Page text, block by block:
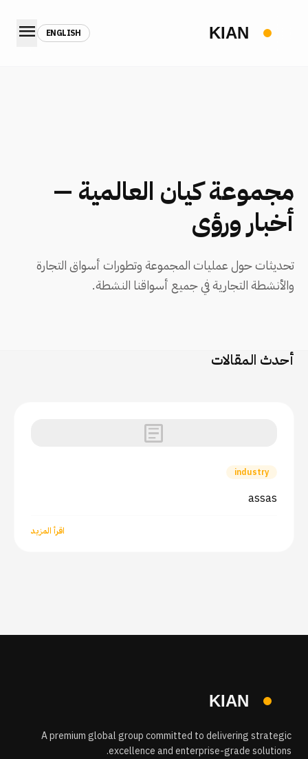
ENGLISH
menu
مجموعة كيان العالمية —
أخبار ورؤى
تحديثات حول عمليات المجموعة وتطورات أسواق التجارة
والأنشطة التجارية في جميع أسواقنا النشطة.
أحدث المقالات
article
industry
assas
اقرأ المزيد
A premium global group committed to delivering strategic
excellence and enterprise-grade solutions.